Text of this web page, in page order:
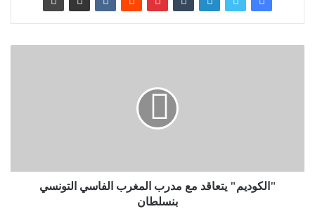
"الكوديم" يتعاقد مع مدرب المغرب الفاسي التونسي
بنسلطان